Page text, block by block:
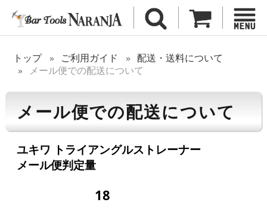
トップ ご利用ガイド
配送・送料について
メール便での配送について
メール便での配送について
ユキワ トライアングルストレーナー
メール便判定量
18